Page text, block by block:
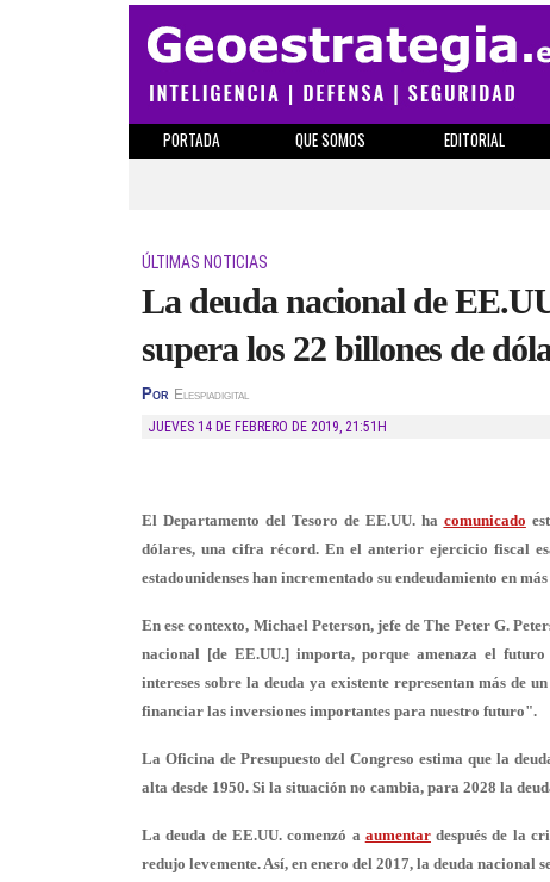
PORTADA QUE SOMOS EDITORIAL
ÚLTIMAS NOTICIAS
La deuda nacional de
supera los 22 billones de
Por Elespiadigital
JUEVES 14 DE FEBRERO DE 2019, 21:51H
El Departamento del Tesoro de EE.UU. ha comunicado
dólares, una cifra récord. En el anterior ejercicio fiscal
estadounidenses han incrementado su endeudamiento en
En ese contexto, Michael Peterson, jefe de The Peter G.
nacional [de EE.UU.] importa, porque amenaza el futuro
intereses sobre la deuda ya existente representan más
financiar las inversiones importantes para nuestro futuro".
La Oficina de Presupuesto del Congreso estima que la
alta desde 1950. Si la situación no cambia, para 2028 la
La deuda de EE.UU. comenzó a aumentardespués de la
redujo levemente. Así, en enero del 2017, la deuda nacional